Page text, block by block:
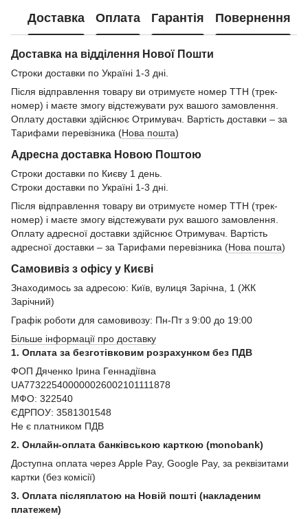
Доставка Оплата Гарантія Повернення
Доставка на відділення Нової Пошти
Строки доставки по Україні 1-3 дні.
Після відправлення товару ви отримуєте номер ТТН (трек-
номер) і маєте змогу відстежувати рух вашого замовлення.
Оплату доставки здійснює Отримувач. Вартість доставки – за
Тарифами перевізника (Нова пошта)
Адресна доставка Новою Поштою
Строки доставки по Києву 1 день.
Строки доставки по Україні 1-3 дні.
Після відправлення товару ви отримуєте номер ТТН (трек-
номер) і маєте змогу відстежувати рух вашого замовлення.
Оплату адресної доставки здійснює Отримувач. Вартість
адресної доставки – за Тарифами перевізника (Нова пошта)
Самовивіз з офісу у Києві
Знаходимось за адресою: Київ, вулиця Зарічна, 1 (ЖК
Зарічний)
Графік роботи для самовивозу: Пн-Пт з 9:00 до 19:00
Більше інформації про доставку
1. Оплата за безготівковим розрахунком без ПДВ
ФОП Дяченко Ірина Геннадіївна
UA773225400000026002101111878
МФО: 322540
ЄДРПОУ: 3581301548
Не є платником ПДВ
2. Онлайн-оплата банківською карткою (monobank)
Доступна оплата через Apple Pay, Google Pay, за реквізитами
картки (без комісії)
3. Оплата післяплатою на Новій пошті (накладеним
платежем)